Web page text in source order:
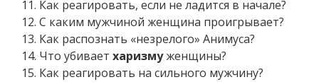
Как реагировать, если не ладится в начале?
С каким мужчиной женщина проигрывает?
Как распознать «незрелого» Анимуса?
Что убивает харизмуженщины?
Как реагировать на сильного мужчину?